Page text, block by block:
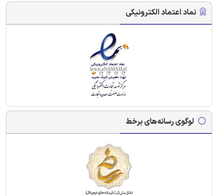
نماد اعتماد الکترونیکی
لوگوی رسانه‌های برخط